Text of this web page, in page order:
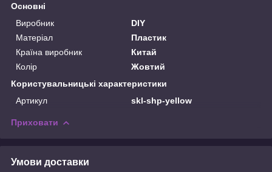
Основні
Виробник
DIY
Матеріал
Пластик
Країна виробник
Китай
Колір
Жовтий
Користувальницькі характеристики
Артикул
skl-shp-yellow
Приховати
Умови доставки